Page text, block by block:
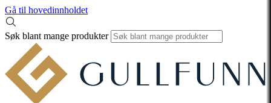
Gå til hovedinnholdet
Søk blant mange produkter